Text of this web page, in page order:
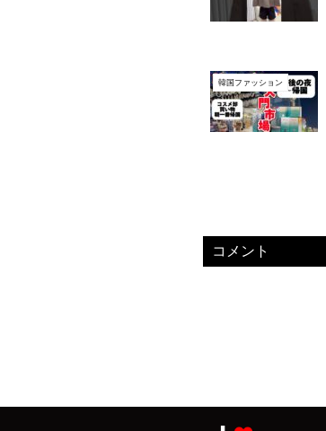
韓国ファッション
コメント